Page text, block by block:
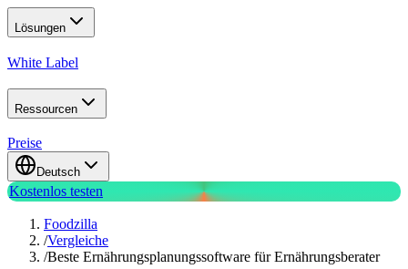
Lösungen
White Label
Ressourcen
Preise
Deutsch
Kostenlos testen
Foodzilla
/Vergleiche
/Beste Ernährungsplanungssoftware für Ernährungsberater